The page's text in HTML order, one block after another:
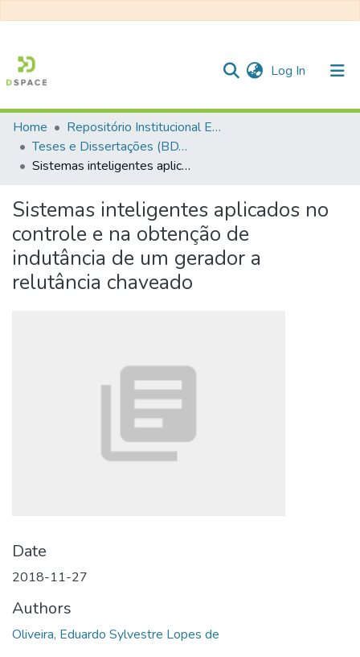
Log In (current)
Communities & Collections
All of DSpace
Statistics
Home
Repositório Institucional EESC
Teses e Dissertações (BDTD USP)
Sistemas inteligentes aplicados no controle e na obtenção de indutância de um gerador a relutância chaveado
Sistemas inteligentes aplicados no
controle e na obtenção de
indutância de um gerador a
relutância chaveado
Date
2018-11-27
Authors
Oliveira, Eduardo Sylvestre Lopes de